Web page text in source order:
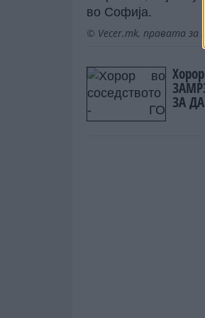
во Софија.
© Vecer.mk, правата за
ЗА